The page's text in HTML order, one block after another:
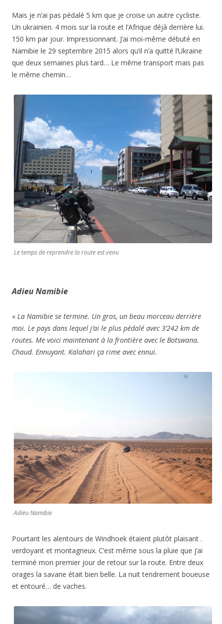
Mais je n’ai pas pédalé 5 km que je croise un autre cycliste.
Un ukrainien. 4 mois sur la route et l’Afrique déjà derrière lui.
150 km par jour. Impressionnant. J’ai moi-même débuté en
Namibie le 29 septembre 2015 alors qu’il n’a quitté l’Ukraine
que deux semaines plus tard… Le même transport mais pas
le même chemin…
Le temps de reprendre la route est venu
Adieu Namibie
« La Namibie se termine. Un gros, un beau morceau derrière
moi. Le pays dans lequel j’ai le plus pédalé avec 3’242 km de
routes. Me voici maintenant à la frontière avec le Botswana.
Chaud. Ennuyant. Kalahari ça rime avec ennui.
Adieu Namibie
Pourtant les alentours de Windhoek étaient plutôt plaisant .
verdoyant et montagneux. C’est même sous la pluie que j’ai
terminé mon premier jour de retour sur la route. Entre deux
orages la savane était bien belle. La nuit tendrement boueuse
et entouré… de vaches.